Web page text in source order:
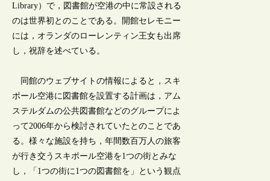
Library）で，図書館が空港の中に常設される
のは世界初とのことである。開館セレモニー
には，オランダのローレンティン王女も出席
し，祝辞を述べている。
同館のウェブサイトの情報によると，スキ
ポール空港に図書館を設置する計画は，アム
ステルダムの公共図書館などのグループによ
って2006年から検討されていたとのことであ
る。様々な施設を持ち，年間数百万人の旅客
が行き交うスキポール空港を1つの街とみな
し，「1つの街に1つの図書館を」という観点